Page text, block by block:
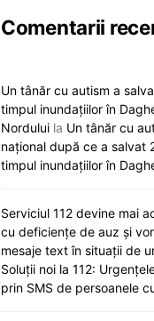
Comentarii
Un tânăr cu autism a
timpul inundațiilor în
Nordului la Un tânăr cu
național după ce a salvat
timpul inundațiilor în
Serviciul 112 devine mai
cu deficiențe de auz și
mesaje text în situații de
Soluții noi la 112:
prin SMS de persoanele